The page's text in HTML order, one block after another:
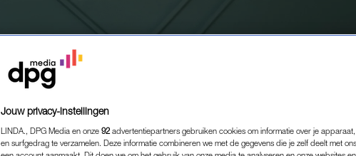
Jouw privacy-instellingen
LINDA., DPG Media en onze 92 advertentiepartners gebruiken cookies om informatie over je
en surfgedrag te verzamelen. Deze informatie combineren we met de gegevens die je zelf deelt met